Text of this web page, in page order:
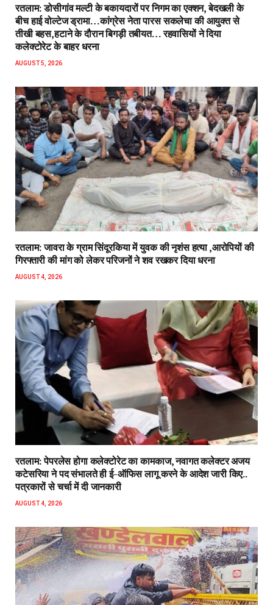
रतलाम: डोसीगांव मल्टी के बकायदारों पर निगम का एक्शन, बेदखली के
बीच हाई वोल्टेज ड्रामा…कांग्रेस नेता पारस सकलेचा की आयुक्त से
तीखी बहस,हटाने के दौरान बिगड़ी तबीयत… रहवासियों ने दिया
कलेक्टोरेट के बाहर धरना
AUGUST 5, 2026
रतलाम: जावरा के ग्राम सिंदूरकिया में युवक की नृशंस हत्या ,आरोपियों की
गिरफ्तारी की मांग को लेकर परिजनों ने शव रखकर दिया धरना
AUGUST 4, 2026
रतलाम: पेपरलेस होगा कलेक्टोरेट का कामकाज, नवागत कलेक्टर अजय
कटेसरिया ने पद संभालते ही ई-ऑफिस लागू करने के आदेश जारी किए..
पत्रकारों से चर्चा में दी जानकारी
AUGUST 4, 2026